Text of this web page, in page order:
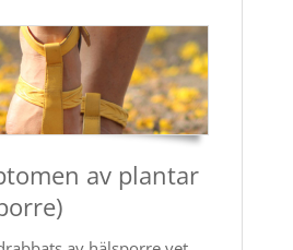
av plantar